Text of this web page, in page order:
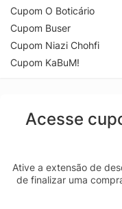
Cupom O Boticário
Cupom Buser
Cupom Niazi Chohfi
Cupom KaBuM!
Acesse
Ative a extensão de
de finalizar uma